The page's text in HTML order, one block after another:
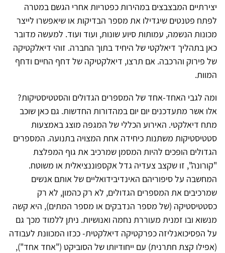
יצירתיים המבצבצים במהירות כפטריות אחרי הגשם במטרה
לפתח פטנטים שיגדילו את מספר הבדיקות או שיאפשרו לייצר
מכונות הנשמה, עמותות סיוע שונות, ועוד ועוד. למעשה מדובר
כאן בתהליך דיאלקטי של היחיד בתוך החברה. זוהי דיאלקטיקה
של פירוק והרכבה. אם תרצו, דיאלקטיקה של דחף החיים ודחף
המוות.
ומה לגבי האחד-אחד של המספרים הגדולים והסטטיסטיקות?
אלו אשר מתעדכנים יום יום במהדורות החדשות. גם כאן שוכב
מתח דיאלקטי. האירוע הכללי של המגפה מוצג באמצעות
סטטיסטיקות משתנות כיחידה אחת המצויה בתנועה. המספרים
הגדולים הופכים להיות המסמן שמרכיב את גוף המפלצת
"קורונה", זו שקצב צעדיה גדל אקספוננציאלית או משוטח.
המחשבה על סיפוריהם האינדיבידואליים של אותם אנשים
שמרכיבים את המספרים הגדולים, לא רק כהמון, לא רק
כסטטיסטיקה (של מספר הנדבקים או מספר המתים), היא קשה
מנשוא ובו זמנית מעוררת נחמה ואנושיות. ניתן ללמוד מכך גם
על הפסיכואנליזה כפרקטיקה דיאלקטית- ככזו המכוונת לעבודה
(אפילו קצת חתרנית) עם ייחודיותו של הסוביקט ("אחד אחד"),